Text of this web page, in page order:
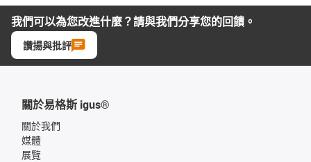
我們可以為您改進什麼？請與我們分享您的回饋。
讚揚與批評
關於易格斯 igus®
關於我們
媒體
展覽